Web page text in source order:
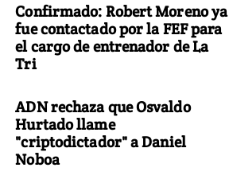
Confirmado: Robert Moreno ya
fue contactado por la FEF para
el cargo de entrenador de La
Tri
ADN rechaza que Osvaldo
Hurtado llame
"criptodictador" a Daniel
Noboa